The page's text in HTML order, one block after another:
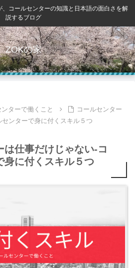
コールセンターの知識と日本語の面白さを解
説するブログ
ZOKの家
ンターで働くこと
コールセンター
ンターで身に付くスキル５つ
は仕事だけじゃない-コ
身に付くスキル５つ